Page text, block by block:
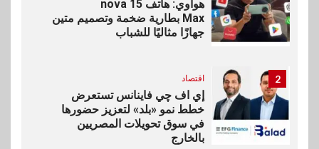
هواوي: هاتف nova 15
Max بطارية ضخمة وتصميم متين
جهازًا مثاليًا للشباب
2 اقتصاد
إي اف چي فاينانس تستعرض
خطط نمو «بلد» لتعزيز حضورها
في سوق تحويلات المصريين
بالخارج